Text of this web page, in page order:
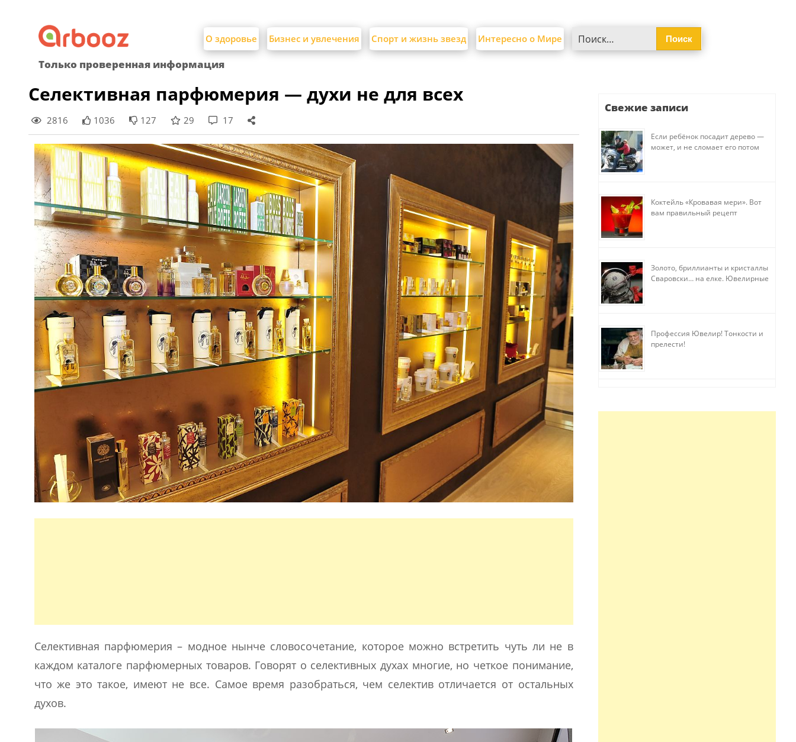
content
О здоровье Бизнес и увлечения Спорт и жизнь звезд Интересно о Мире
Только проверенная информация
Селективная парфюмерия — духи не для всех
2816 1036 127 29 17
Селективная парфюмерия – модное нынче словосочетание, которое можно встретить чуть ли не в
каждом каталоге парфюмерных товаров. Говорят о селективных духах многие, но четкое понимание,
что же это такое, имеют не все. Самое время разобраться, чем селектив отличается от остальных
духов.
Свежие записи
Если ребёнок посадит дерево —
может, и не сломает его потом
Коктейль «Кровавая мери». Вот
вам правильный рецепт
Золото, бриллианты и кристаллы
Сваровски… на елке. Ювелирные
Профессия Ювелир! Тонкости и
прелести!